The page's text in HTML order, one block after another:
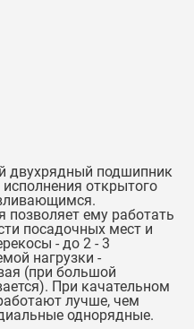
двухрядный подшипник
открытого
позволяет ему работать
посадочных мест и
- до 2 - 3
нагрузки -
(при большой
При качательном
лучше, чем
однорядные.